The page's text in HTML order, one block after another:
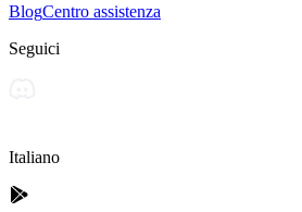
BlogCentro assistenza
Seguici
Italiano